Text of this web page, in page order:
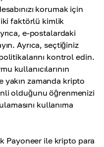
korumak için
faktörlü kimlik
e-postalardaki
Ayrıca, seçtiğiniz
kontrol edin.
kullanıcılarının
zamanda kripto
olduğunu öğrenmenizi
kullanıma
Payoneer ile kripto para